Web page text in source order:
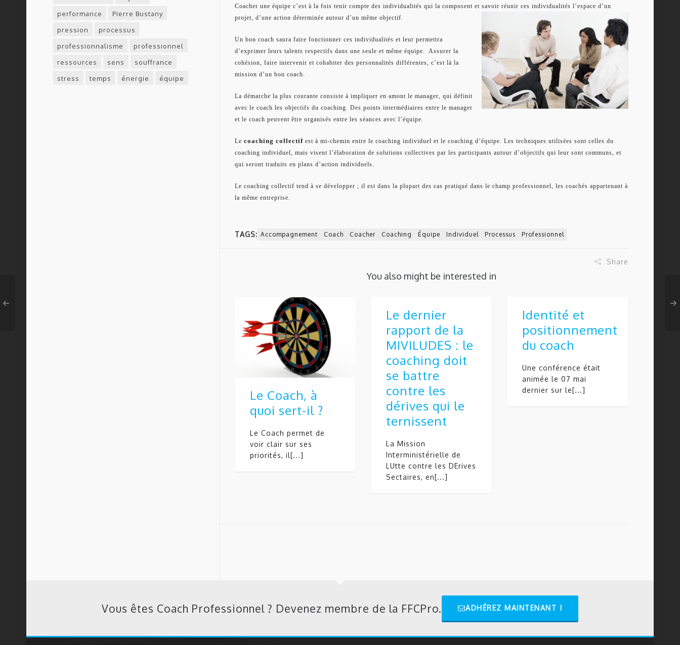
Coacher une équipe c’est à la fois tenir compte des individualités qui la composent et savoir réunir ces individualités l’espace d’un
projet, d’une action déterminée autour d’un même objectif.
Un bon coach saura faire fonctionner ces individualités et leur permettra
d’exprimer leurs talents respectifs dans une seule et même équipe.
Assurer la
cohésion, faire intervenir et cohabiter des personnalités différentes, c’est là la
mission d’un bon coach.
La démarche la plus courante consiste à impliquer en amont le manager, qui définit
avec le coach les objectifs du coaching. Des points intermédiaires entre le manager
et le coach peuvent être organisés entre les séances avec l’équipe.
Le coaching collectifest à mi-chemin entre le coaching individuel et le coaching d’équipe. Les techniques utilisées sont celles du
coaching individuel, mais visent l’élaboration de solutions collectives par les participants autour d’objectifs qui leur sont communs, et
qui seront traduits en plans d’action individuels.
Le coaching collectif tend à se développer ; il est dans la plupart des cas pratiqué dans le champ professionnel, les coachés appartenant à
la même entreprise
TAGS: Accompagnement Coach Coacher Coaching Équipe Individuel Processus Professionnel
Share
You also might be interested in
Le Coach, à
quoi sert-il ?
Le Coach permet de
voir clair sur ses
priorités, il[...]
Le dernier
rapport de la
MIVILUDES : le
coaching doit
se battre
contre les
dérives qui le
ternissent
La Mission
Interministérielle de
LUtte contre les DErives
Sectaires, en[...]
Identité et
positionnement
du coach
Une conférence était
animée le 07 mai
dernier sur le[...]
performance
Pierre Bustany
pression
processus
professionnalisme
professionnel
ressources
sens
souffrance
stress
temps énergie équipe
Vous êtes Coach Professionnel ? Devenez membre de la FFCPro. ADHÉREZ MAINTENANT !